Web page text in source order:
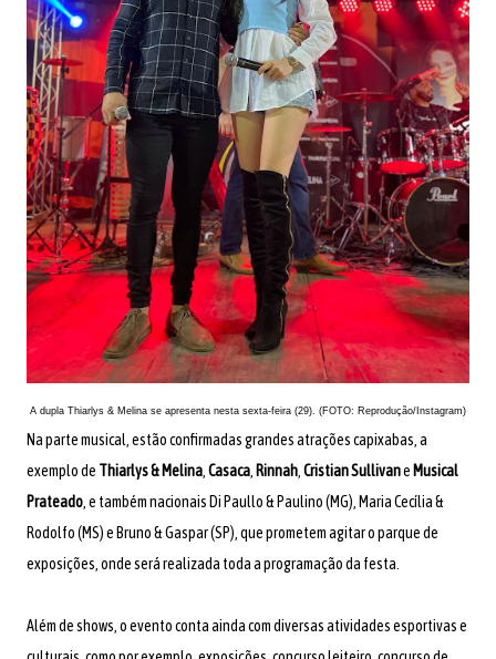
A dupla Thiarlys & Melina se apresenta nesta sexta-feira (29). (FOTO: Reprodução/Instagram)
Na parte musical, estão confirmadas grandes atrações capixabas, a
exemplo de Thiarlys & Melina,Casaca, Rinnah,Cristian Sullivane Musical
Prateado, e também nacionais Di Paullo & Paulino (MG), Maria Cecília &
Rodolfo (MS) e Bruno & Gaspar (SP), que prometem agitar o parque de
exposições, onde será realizada toda a programação da festa.
Além de shows, o evento conta ainda com diversas atividades esportivas e